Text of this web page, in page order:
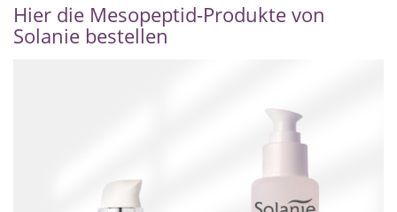
Hier die Mesopeptid-Produkte von
Solanie bestellen